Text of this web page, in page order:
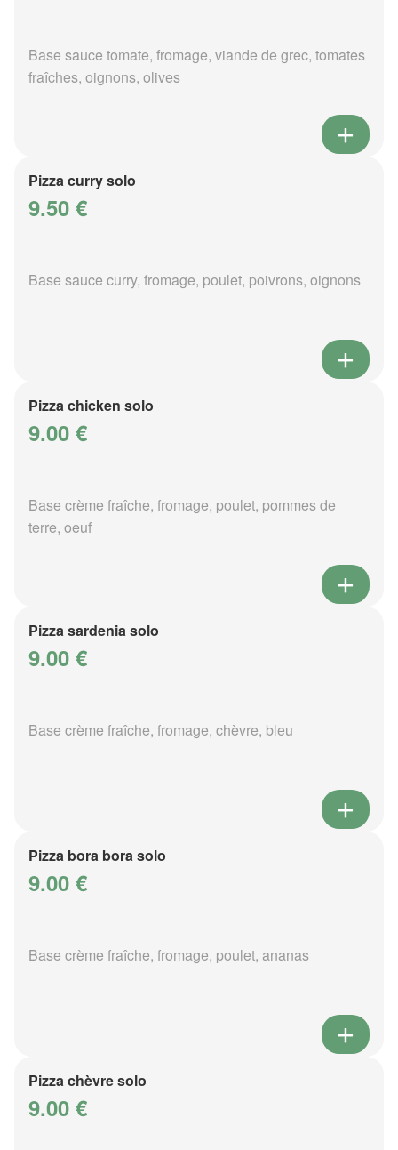
Base sauce tomate, fromage, viande de grec, tomates
fraîches, oignons, olives
Pizza curry solo
9.50 €
Base sauce curry, fromage, poulet, poivrons, oignons
Pizza chicken solo
9.00 €
Base crème fraîche, fromage, poulet, pommes de
terre, oeuf
Pizza sardenia solo
9.00 €
Base crème fraîche, fromage, chèvre, bleu
Pizza bora bora solo
9.00 €
Base crème fraîche, fromage, poulet, ananas
Pizza chèvre solo
9.00 €